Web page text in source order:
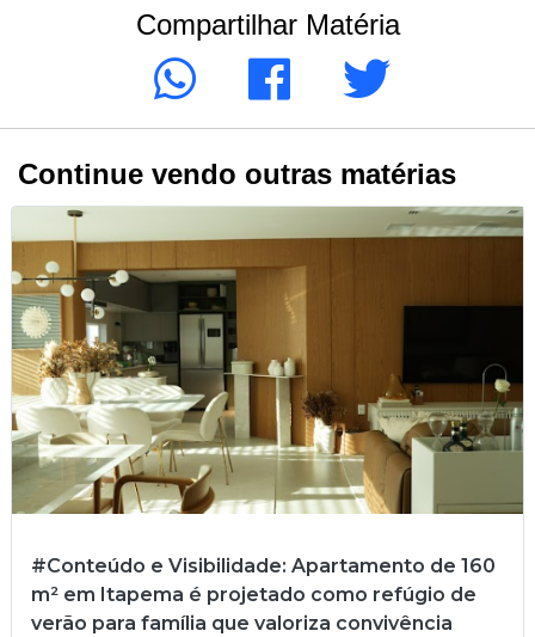
Compartilhar Matéria
Continue vendo outras matérias
#Conteúdo e Visibilidade: Apartamento de 160
m² em Itapema é projetado como refúgio de
verão para família que valoriza convivência